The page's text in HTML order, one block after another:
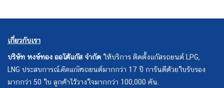
เกี่ยวกับเรา
บริษัท หงษ์ทอง ออโต้แก๊ส จำกัด ให้บริการ ติดตั้งแก๊สรถยนต์ LPG,
LNG ประสบการณ์ติดแก๊สรถยนต์มากกว่า 17 ปี การันตีด้วยใบรับรอง
มากกว่า 50 ใบ ลูกค้าไว้วางใจมากกว่า 100,000 คัน.